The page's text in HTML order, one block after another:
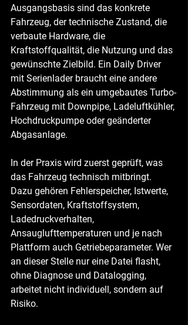
Ausgangsbasis sind das konkrete
Fahrzeug, der technische Zustand, die
verbaute Hardware, die
Kraftstoffqualität, die Nutzung und das
gewünschte Zielbild. Ein Daily Driver
mit Serienlader braucht eine andere
Abstimmung als ein umgebautes Turbo-
Fahrzeug mit Downpipe, Ladeluftkühler,
Hochdruckpumpe oder geänderter
Abgasanlage.
In der Praxis wird zuerst geprüft, was
das Fahrzeug technisch mitbringt.
Dazu gehören Fehlerspeicher, Istwerte,
Sensordaten, Kraftstoffsystem,
Ladedruckverhalten,
Ansauglufttemperaturen und je nach
Plattform auch Getriebeparameter. Wer
an dieser Stelle nur eine Datei flasht,
ohne Diagnose und Datalogging,
arbeitet nicht individuell, sondern auf
Risiko.